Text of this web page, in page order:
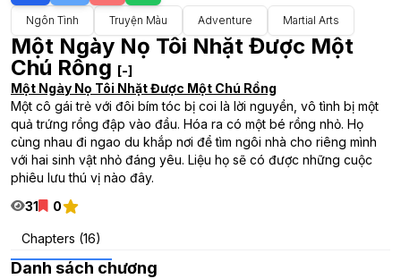
Ngôn Tình Truyện Màu Adventure Martial Arts
Một Ngày Nọ Tôi Nhặt Được Một
Chú Rồng [-]
Một Ngày Nọ Tôi Nhặt Được Một Chú Rồng
Một cô gái trẻ với đôi bím tóc bị coi là lời nguyền, vô tình bị một
quả trứng rồng đập vào đầu. Hóa ra có một bé rồng nhỏ. Họ
cùng nhau đi ngao du khắp nơi để tìm ngôi nhà cho riêng mình
với hai sinh vật nhỏ đáng yêu. Liệu họ sẽ có được những cuộc
phiêu lưu thú vị nào đây.
31
0
Chapters (16)
Danh sách chương